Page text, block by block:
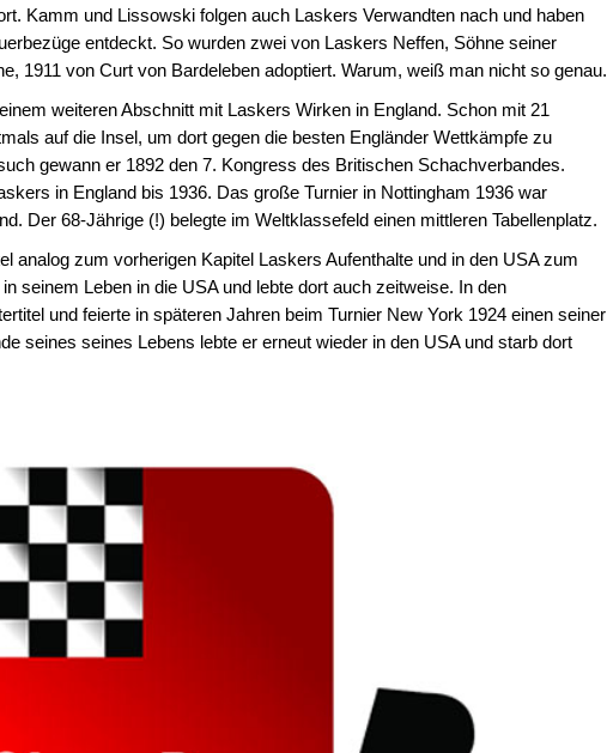
Kamm und Lissowski folgen auch Laskers Verwandten nach und haben
entdeckt. So wurden zwei von Laskers Neffen, Söhne seiner
1911 von Curt von Bardeleben adoptiert. Warum, weiß man nicht so genau.
weiteren Abschnitt mit Laskers Wirken in England. Schon mit 21
auf die Insel, um dort gegen die besten Engländer Wettkämpfe zu
gewann er 1892 den 7. Kongress des Britischen Schachverbandes.
in England bis 1936. Das große Turnier in Nottingham 1936 war
Der 68-Jährige (!) belegte im Weltklassefeld einen mittleren Tabellenplatz.
analog zum vorherigen Kapitel Laskers Aufenthalte und in den USA zum
seinem Leben in die USA und lebte dort auch zeitweise. In den
und feierte in späteren Jahren beim Turnier New York 1924 einen seiner
seines seines Lebens lebte er erneut wieder in den USA und starb dort